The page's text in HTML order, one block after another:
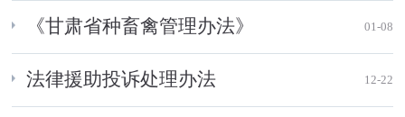
《甘肃省种畜禽管理办法》 01-08
法律援助投诉处理办法 12-22